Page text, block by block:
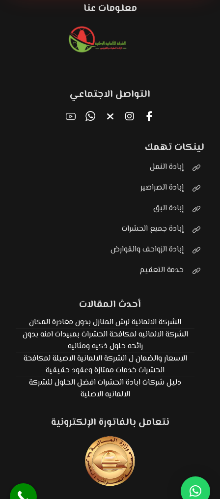
معلومات عنا
التواصل الاجتماعي
لينكات تهمك
إبادة النمل
إبادة الصراصير
إبادة البق
إبادة جميع الحشرات
إبادة الزواحف والقوارض
خدمة التعقيم
أحدث المقالات
الشركة الالمانية لرش المنازل بدون مغادرة المكان
الشركة الالمانيه لمكافحة الحشرات بمبيدات امنه بدون
رائحه حلول ذكيه ومثاليه
الاسعار والضمان ل الشركة الالمانية الاصيلة لمكافحة
الحشرات خدمات ممتازة وعقود حقيقية
دليل شركات ابادة الحشرات افضل الحلول للشركة
الالمانيه الاصلية
نتعامل بالفاتورة الإلكترونية